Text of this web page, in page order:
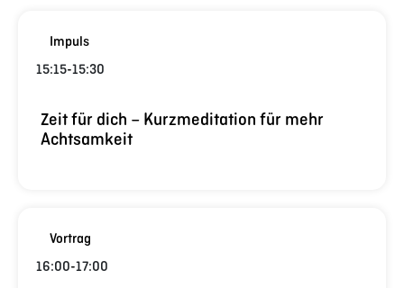
Impuls
15:15-15:30
Zeit für dich – Kurzmeditation für mehr
Achtsamkeit
Vortrag
16:00-17:00